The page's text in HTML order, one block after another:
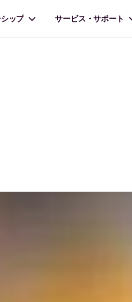
ップ サービス・サポート